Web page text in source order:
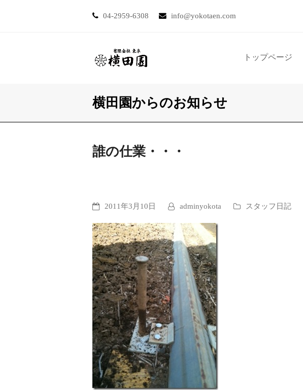
04-2959-6308 info@yokotaen.com
トップページ
横田園からのお知らせ
誰の仕業・・・
2011年3月10日 adminyokota スタッフ日記